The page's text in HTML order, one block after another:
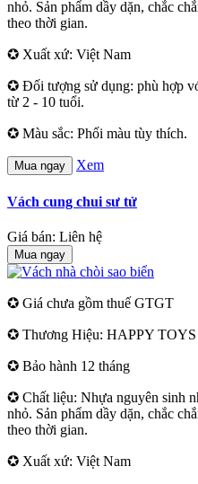
nhỏ. Sản phẩm dầy dặn, chắc
theo thời gian.
✪ Xuất xứ: Việt Nam
✪ Đối tượng sử dụng: phù hợp
từ 2 - 10 tuổi.
✪ Màu sắc: Phối màu tùy thích.
Mua ngay Xem
Vách cung chui sư tử
Giá bán: Liên hệ
Mua ngay
✪ Giá chưa gồm thuế GTGT
✪ Thương Hiệu: HAPPY TOYS
✪ Bảo hành 12 tháng
✪ Chất liệu: Nhựa nguyên sinh
nhỏ. Sản phẩm dầy dặn, chắc
theo thời gian.
✪ Xuất xứ: Việt Nam